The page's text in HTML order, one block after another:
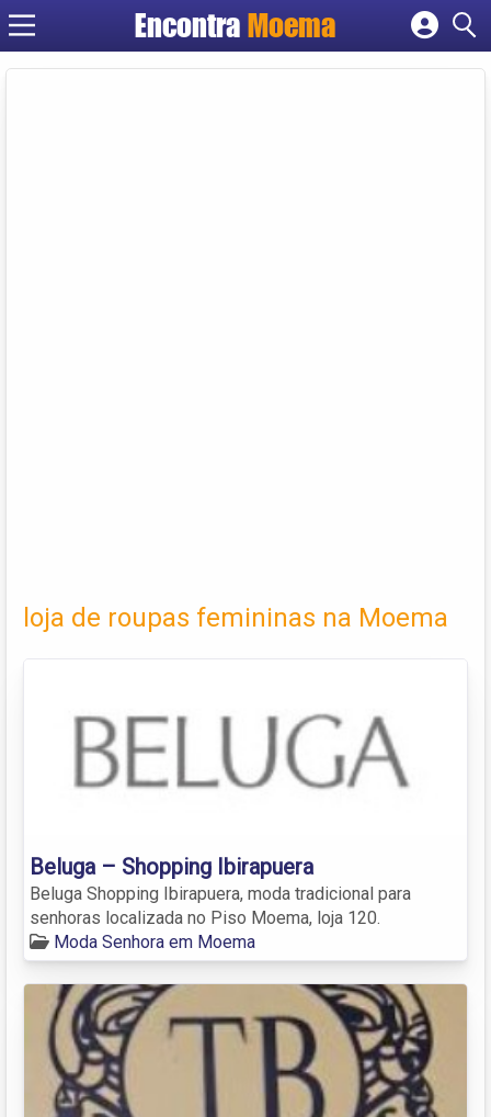
Encontra Moema
loja de roupas femininas na Moema
Beluga – Shopping Ibirapuera
Beluga Shopping Ibirapuera, moda tradicional para
senhoras localizada no Piso Moema, loja 120.
Moda Senhora em Moema